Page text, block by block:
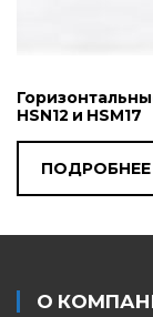
HSN12 и HSM17
ПОДРОБНЕЕ
О